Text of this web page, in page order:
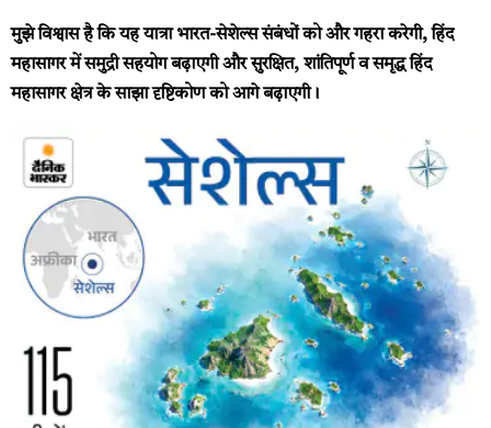
मुझे विश्वास है कि यह यात्रा भारत-सेशेल्स संबंधों को और गहरा करेगी, हिंद
महासागर में समुद्री सहयोग बढ़ाएगी और सुरक्षित, शांतिपूर्ण व समृद्ध हिंद
महासागर क्षेत्र के साझा दृष्टिकोण को आगे बढ़ाएगी।